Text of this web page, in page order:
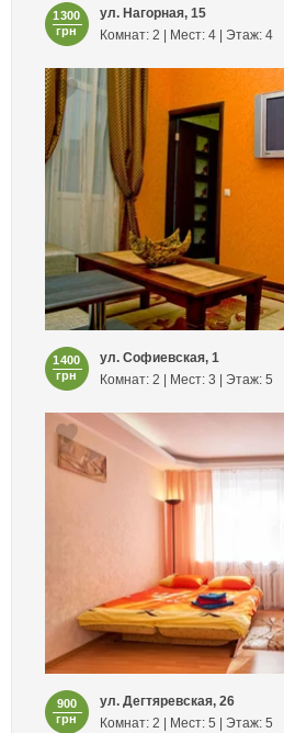
1300
грн
ул. Нагорная, 15
Комнат: 2 | Мест: 4 | Этаж: 4
1400
грн
ул. Софиевская, 1
Комнат: 2 | Мест: 3 | Этаж: 5
900
грн
ул. Дегтяревская, 26
Комнат: 2 | Мест: 5 | Этаж: 5